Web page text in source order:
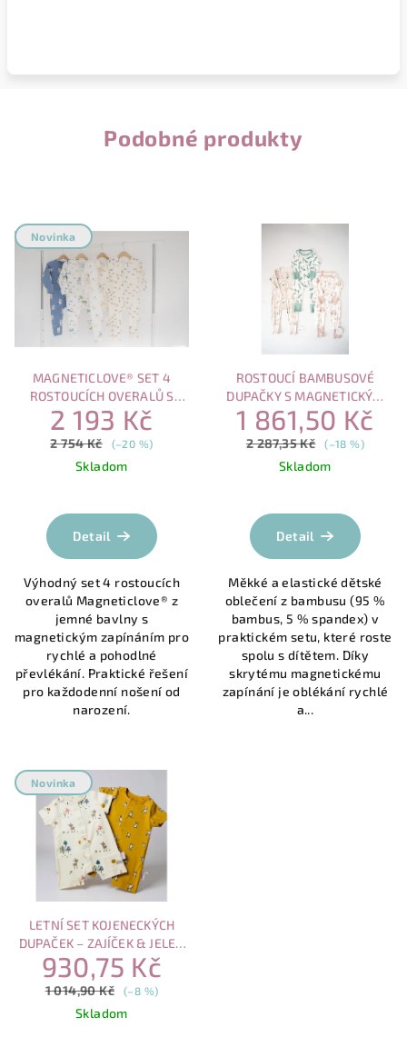
Podobné produkty
Novinka
MAGNETICLOVE® SET 4
ROSTOUCÍCH OVERALŮ S
MAGNETICKÝM ZAPÍNÁNÍM
2 193 Kč
2 754 Kč (–20 %)
Skladom
hodnocení
produktu
z
5
hvězdiček.
Detail
Výhodný set 4 rostoucích
overalů Magneticlove® z
jemné bavlny s
magnetickým zapínáním pro
rychlé a pohodlné
převlékání. Praktické řešení
pro každodenní nošení od
narození.
ROSTOUCÍ BAMBUSOVÉ
DUPAČKY S MAGNETICKÝM
ZAPÍNÁNÍM – VÝHODNÝ SET
(3 KS)
1 861,50 Kč
2 287,35 Kč (–18 %)
Skladom
Detail
Měkké a elastické dětské
oblečení z bambusu (95 %
bambus, 5 % spandex) v
praktickém setu, které roste
spolu s dítětem. Díky
skrytému magnetickému
zapínání je oblékání rychlé
a...
Novinka
LETNÍ SET KOJENECKÝCH
DUPAČEK – ZAJÍČEK & JELEN
SE STROMEM | MAGNETICKÉ
ZAPÍNÁNÍ
930,75 Kč
1 014,90 Kč (–8 %)
Skladom